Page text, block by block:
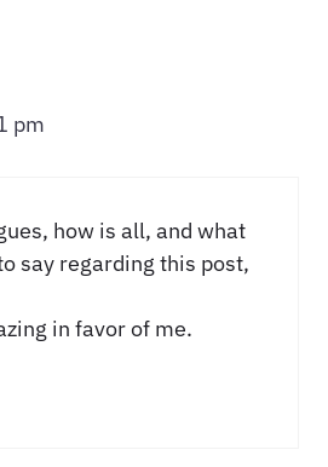
pm
how is all, and what
say regarding this post,
in favor of me.